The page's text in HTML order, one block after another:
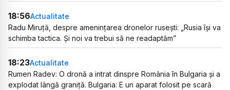
18:56Actualitate
Radu Miruță, despre amenințarea dronelor rusești: „Rusia își va
schimba tactica. Și noi va trebui să ne readaptăm”
18:23Actualitate
Rumen Radev: O dronă a intrat dinspre România în Bulgaria și a
explodat lângă graniță. Bulgaria: E un aparat folosit pe scară